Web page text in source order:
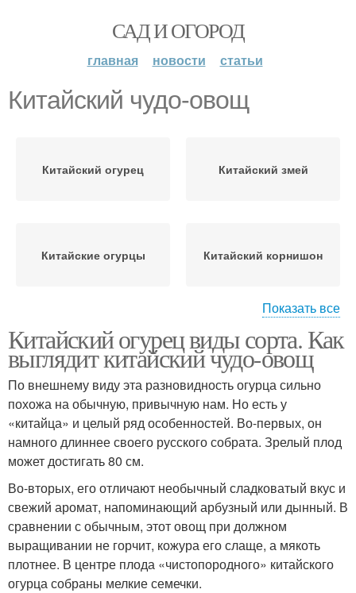
САД И ОГОРОД
главная новости статьи
Китайский чудо-овощ
Китайский огурец Китайский змей
Китайские огурцы Китайский корнишон
Китайские огурцовы
Показать все
Китайский огурец виды сорта. Как
выглядит китайский чудо-овощ
По внешнему виду эта разновидность огурца сильно
похожа на обычную, привычную нам. Но есть у
«китайца» и целый ряд особенностей. Во-первых, он
намного длиннее своего русского собрата. Зрелый плод
может достигать 80 см.
Во-вторых, его отличают необычный сладковатый вкус и
свежий аромат, напоминающий арбузный или дынный. В
сравнении с обычным, этот овощ при должном
выращивании не горчит, кожура его слаще, а мякоть
плотнее. В центре плода «чистопородного» китайского
огурца собраны мелкие семечки.